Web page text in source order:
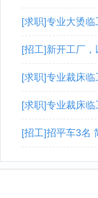
[求职]专业大烫
[招工]新开工厂
[求职]专业裁床
[求职]专业裁床
[招工]招平车3名